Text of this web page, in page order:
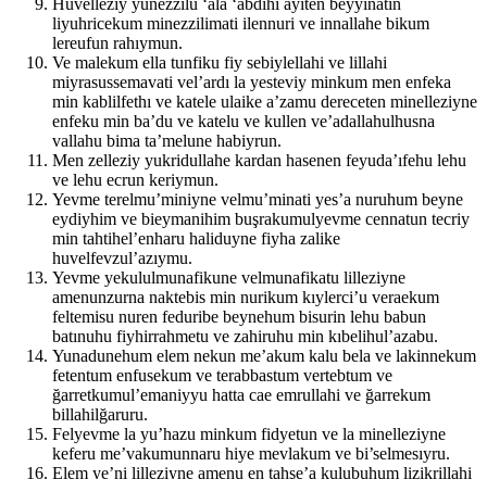
liyuhricekum minezzilimati ilennuri ve innallahe bikum
lereufun rahıymun.
Ve malekum ella tunfiku fiy sebiylellahi ve lillahi
miyrasussemavati vel’ardı la yesteviy minkum men enfeka
min kablilfethı ve katele ulaike a’zamu dereceten minelleziyne
enfeku min ba’du ve katelu ve kullen ve’adallahulhusna
vallahu bima ta’melune habiyrun.
Men zelleziy yukridullahe kardan hasenen feyuda’ıfehu lehu
ve lehu ecrun keriymun.
Yevme terelmu’miniyne velmu’minati yes’a nuruhum beyne
eydiyhim ve bieymanihim buşrakumulyevme cennatun tecriy
min tahtihel’enharu haliduyne fiyha zalike
huvelfevzul’azıymu.
Yevme yekululmunafikune velmunafikatu lilleziyne
amenunzurna naktebis min nurikum kıylerci’u veraekum
feltemisu nuren feduribe beynehum bisurin lehu babun
batınuhu fiyhirrahmetu ve zahiruhu min kıbelihul’azabu.
Yunadunehum elem nekun me’akum kalu bela ve lakinnekum
fetentum enfusekum ve terabbastum vertebtum ve
ğarretkumul’emaniyyu hatta cae emrullahi ve ğarrekum
billahilğaruru.
Felyevme la yu’hazu minkum fidyetun ve la minelleziyne
keferu me’vakumunnaru hiye mevlakum ve bi’selmesıyru.
Elem ye’ni lilleziyne amenu en tahşe’a kulubuhum lizikrillahi